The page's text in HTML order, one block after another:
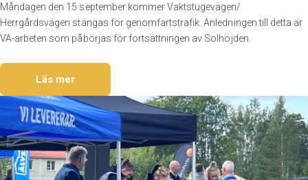
Måndagen den 15 september kommer Vaktstugevägen/
Herrgårdsvägen stängas för genomfartstrafik. Anledningen till detta är
VA-arbeten som påbörjas för fortsättningen av Solhöjden.
Läs mer